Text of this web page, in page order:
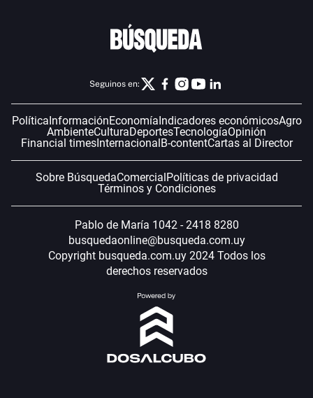
Seguinos en:
Política InformaciónEconomía Indicadores económicosAgro
AmbienteCulturaDeportesTecnologíaOpinión
Financial timesInternacional B-contentCartas al Director
Sobre BúsquedaComercial Políticas de privacidad
Términos y Condiciones
Pablo de María 1042 - 2418 8280
busquedaonline@busqueda.com.uy
Copyright busqueda.com.uy 2024 Todos los
derechos reservados